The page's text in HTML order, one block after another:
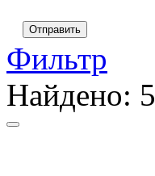
Отправить
Фильтр
Найдено: 5